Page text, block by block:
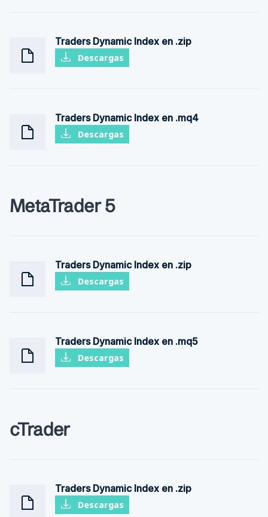
Traders Dynamic Index en .zip
Descargas
Traders Dynamic Index en .mq4
Descargas
MetaTrader 5
Traders Dynamic Index en .zip
Descargas
Traders Dynamic Index en .mq5
Descargas
cTrader
Traders Dynamic Index en .zip
Descargas